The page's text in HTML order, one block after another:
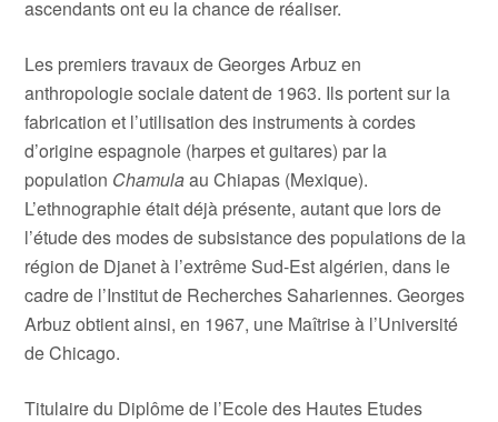
ascendants ont eu la chance de réaliser.
Les premiers travaux de Georges Arbuz en
anthropologie sociale datent de 1963. Ils portent sur la
fabrication et l’utilisation des instruments à cordes
d’origine espagnole (harpes et guitares) par la
population Chamulaau Chiapas (Mexique).
L’ethnographie était déjà présente, autant que lors de
l’étude des modes de subsistance des populations de la
région de Djanet à l’extrême Sud-Est algérien, dans le
cadre de l’Institut de Recherches Sahariennes. Georges
Arbuz obtient ainsi, en 1967, une Maîtrise à l’Université
de Chicago.
Titulaire du Diplôme de l’Ecole des Hautes Etudes